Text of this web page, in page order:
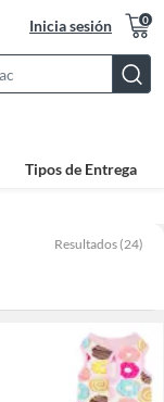
Inicia sesión 0
Bar
Tipos de Entrega
Resultados (24)